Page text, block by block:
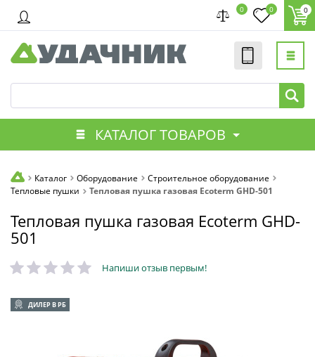
0 0 0
КАТАЛОГ ТОВАРОВ
Каталог Оборудование
Строительное оборудование
Тепловые пушки
Тепловая пушка газовая Ecoterm GHD-501
Тепловая пушка газовая Ecoterm GHD-
501
Напиши отзыв первым!
ДИЛЕР В РБ